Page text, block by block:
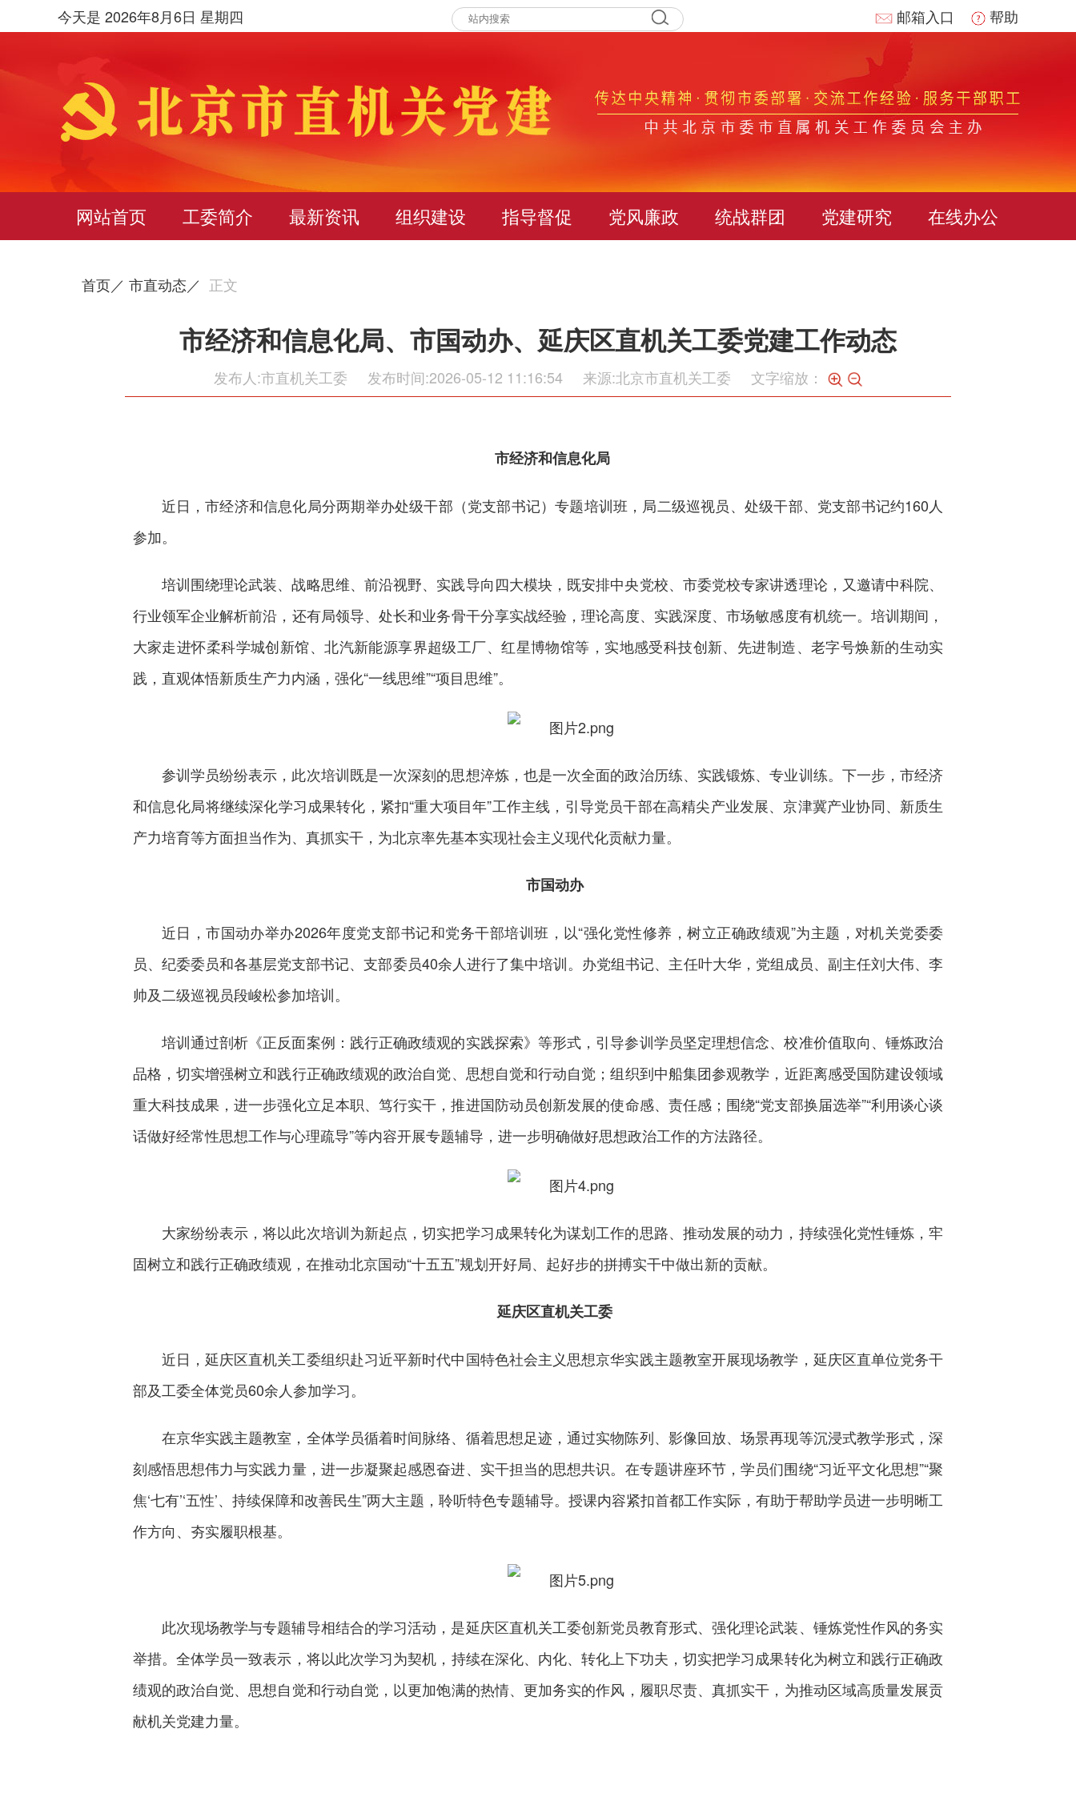
今天是 2026年8月6日 星期四 邮箱入口 帮助
网站首页 工委简介 最新资讯 组织建设 指导督促 党风廉政 统战群团 党建研究 在线办公
首页／ 市直动态／ 正文
市经济和信息化局、市国动办、延庆区直机关工委党建工作动态
发布人:市直机关工委 发布时间:2026-05-12 11:16:54 来源:北京市直机关工委 文字缩放：
市经济和信息化局
近日，市经济和信息化局分两期举办处级干部（党支部书记）专题培训班，局二级巡视员、处级干部、党支部书记约160人
参加。
培训围绕理论武装、战略思维、前沿视野、实践导向四大模块，既安排中央党校、市委党校专家讲透理论，又邀请中科院、
行业领军企业解析前沿，还有局领导、处长和业务骨干分享实战经验，理论高度、实践深度、市场敏感度有机统一。培训期间，
大家走进怀柔科学城创新馆、北汽新能源享界超级工厂、红星博物馆等，实地感受科技创新、先进制造、老字号焕新的生动实
践，直观体悟新质生产力内涵，强化“一线思维”“项目思维”。
参训学员纷纷表示，此次培训既是一次深刻的思想淬炼，也是一次全面的政治历练、实践锻炼、专业训练。下一步，市经济
和信息化局将继续深化学习成果转化，紧扣“重大项目年”工作主线，引导党员干部在高精尖产业发展、京津冀产业协同、新质生
产力培育等方面担当作为、真抓实干，为北京率先基本实现社会主义现代化贡献力量。
市国动办
近日，市国动办举办2026年度党支部书记和党务干部培训班，以“强化党性修养，树立正确政绩观”为主题，对机关党委委
员、纪委委员和各基层党支部书记、支部委员40余人进行了集中培训。办党组书记、主任叶大华，党组成员、副主任刘大伟、李
帅及二级巡视员段峻松参加培训。
培训通过剖析《正反面案例：践行正确政绩观的实践探索》等形式，引导参训学员坚定理想信念、校准价值取向、锤炼政治
品格，切实增强树立和践行正确政绩观的政治自觉、思想自觉和行动自觉；组织到中船集团参观教学，近距离感受国防建设领域
重大科技成果，进一步强化立足本职、笃行实干，推进国防动员创新发展的使命感、责任感；围绕“党支部换届选举”“利用谈心谈
话做好经常性思想工作与心理疏导”等内容开展专题辅导，进一步明确做好思想政治工作的方法路径。
大家纷纷表示，将以此次培训为新起点，切实把学习成果转化为谋划工作的思路、推动发展的动力，持续强化党性锤炼，牢
固树立和践行正确政绩观，在推动北京国动“十五五”规划开好局、起好步的拼搏实干中做出新的贡献。
延庆区直机关工委
近日，延庆区直机关工委组织赴习近平新时代中国特色社会主义思想京华实践主题教室开展现场教学，延庆区直单位党务干
部及工委全体党员60余人参加学习。
在京华实践主题教室，全体学员循着时间脉络、循着思想足迹，通过实物陈列、影像回放、场景再现等沉浸式教学形式，深
刻感悟思想伟力与实践力量，进一步凝聚起感恩奋进、实干担当的思想共识。在专题讲座环节，学员们围绕“习近平文化思想”“聚
焦‘七有’‘五性’、持续保障和改善民生”两大主题，聆听特色专题辅导。授课内容紧扣首都工作实际，有助于帮助学员进一步明晰工
作方向、夯实履职根基。
此次现场教学与专题辅导相结合的学习活动，是延庆区直机关工委创新党员教育形式、强化理论武装、锤炼党性作风的务实
举措。全体学员一致表示，将以此次学习为契机，持续在深化、内化、转化上下功夫，切实把学习成果转化为树立和践行正确政
绩观的政治自觉、思想自觉和行动自觉，以更加饱满的热情、更加务实的作风，履职尽责、真抓实干，为推动区域高质量发展贡
献机关党建力量。